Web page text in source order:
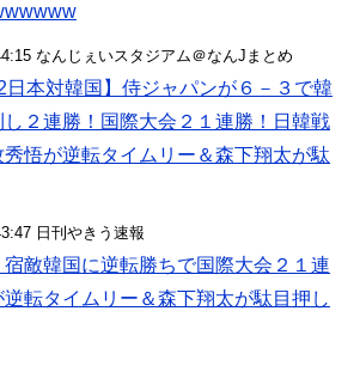
なんじぇいスタジアム＠なんJまとめ
日本対韓国】侍ジャパンが６－３で韓
し２連勝！国際大会２１連勝！日韓戦
悟が逆転タイムリー＆森下翔太が駄
日刊やきう速報
敵韓国に逆転勝ちで国際大会２１連
転タイムリー＆森下翔太が駄目押し